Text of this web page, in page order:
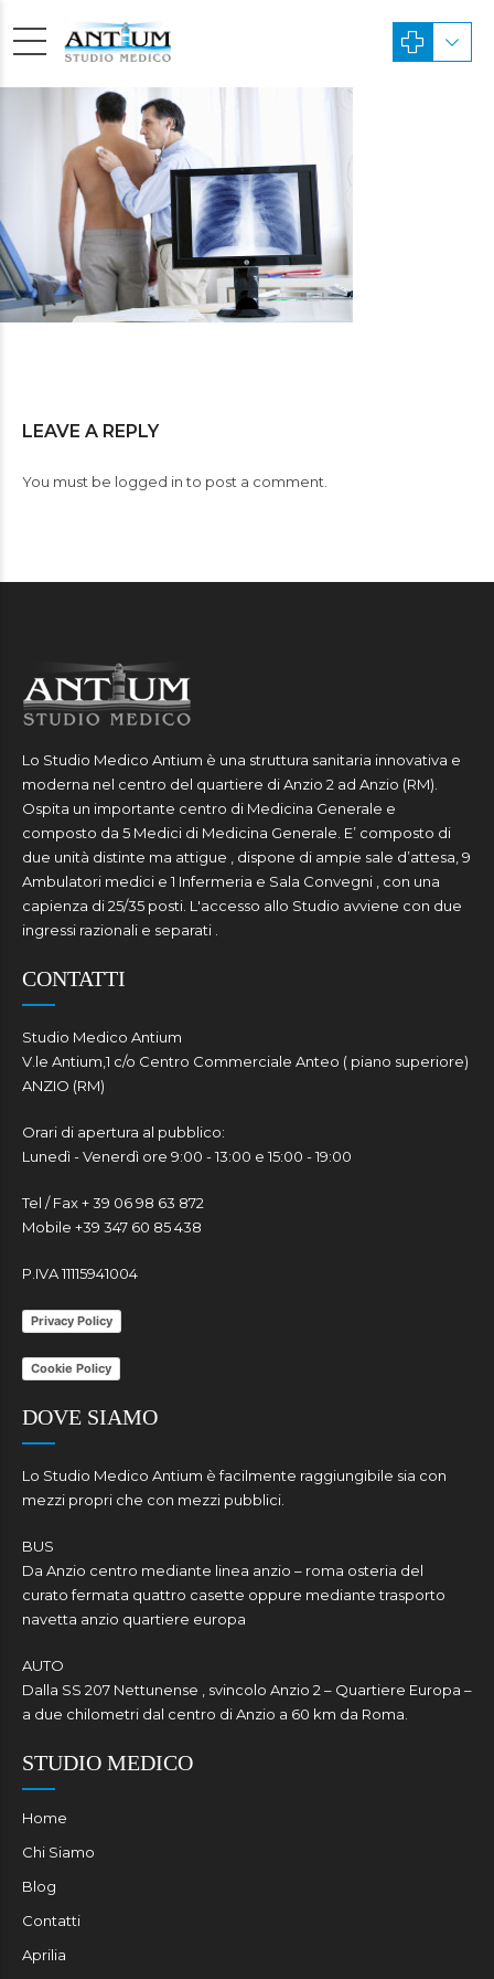
LEAVE A REPLY
You must be logged into post a comment.
Lo Studio Medico Antium è una struttura sanitaria innovativa e
moderna nel centro del quartiere di Anzio 2 ad Anzio (RM).
Ospita un importante centro di Medicina Generale e
composto da 5 Medici di Medicina Generale. E’ composto di
due unità distinte ma attigue , dispone di ampie sale d’attesa, 9
Ambulatori medici e 1 Infermeria e Sala Convegni , con una
capienza di 25/35 posti. L'accesso allo Studio avviene con due
ingressi razionali e separati .
CONTATTI
Studio Medico Antium
V.le Antium,1 c/o Centro Commerciale Anteo ( piano superiore)
ANZIO (RM)
Orari di apertura al pubblico:
Lunedì - Venerdì ore 9:00 - 13:00 e 15:00 - 19:00
Tel / Fax + 39 06 98 63 872
Mobile +39 347 60 85 438
P.IVA 11115941004
Privacy Policy
Cookie Policy
DOVE SIAMO
Lo Studio Medico Antium è facilmente raggiungibile sia con
mezzi propri che con mezzi pubblici.
BUS
Da Anzio centro mediante linea anzio – roma osteria del
curato fermata quattro casette oppure mediante trasporto
navetta anzio quartiere europa
AUTO
Dalla SS 207 Nettunense , svincolo Anzio 2 – Quartiere Europa –
a due chilometri dal centro di Anzio a 60 km da Roma.
STUDIO MEDICO
Home
Chi Siamo
Blog
Contatti
Aprilia